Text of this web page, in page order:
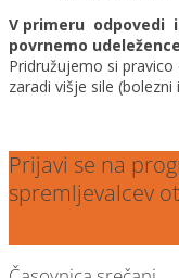
V primeru odpovedi
povrnemo
Pridružujemo si
zaradi višje sile (bolezni
Prijavi se na
spremljevalcev